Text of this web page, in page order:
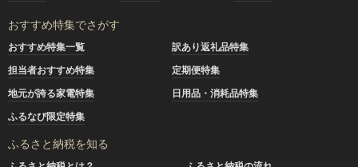
おすすめ特集でさがす
おすすめ特集一覧
訳あり返礼品特集
担当者おすすめ特集
定期便特集
地元が誇る家電特集
日用品・消耗品特集
ふるなび限定特集
ふるさと納税を知る